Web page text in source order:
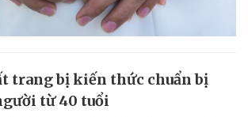
trang bị kiến thức chuẩn bị
từ 40 tuổi